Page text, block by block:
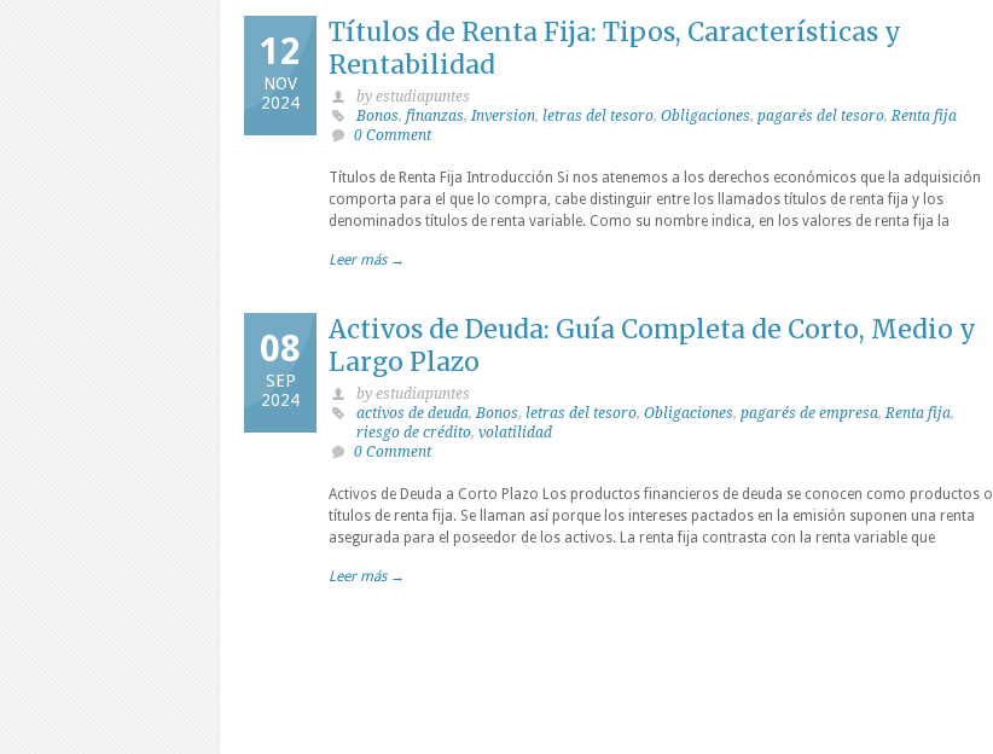
12
NOV
2024
Títulos de Renta Fija: Tipos, Características y
Rentabilidad
by estudiapuntes
Bonos, finanzas,Inversion, letras del tesoro, Obligaciones, pagarés del tesoro,Renta fija
0 Comment
Títulos de Renta Fija Introducción Si nos atenemos a los derechos económicos que la adquisición
comporta para el que lo compra, cabe distinguir entre los llamados títulos de renta fija y los
denominados títulos de renta variable. Como su nombre indica, en los valores de renta fija la
Leer más →
08
SEP
2024
Activos de Deuda: Guía Completa de Corto, Medio y
Largo Plazo
by estudiapuntes
activos de deuda,Bonos, letras del tesoro, Obligaciones, pagarés de empresa,Renta fija,
riesgo de crédito, volatilidad
0 Comment
Activos de Deuda a Corto Plazo Los productos financieros de deuda se conocen como productos o
títulos de renta fija. Se llaman así porque los intereses pactados en la emisión suponen una renta
asegurada para el poseedor de los activos. La renta fija contrasta con la renta variable que
Leer más →